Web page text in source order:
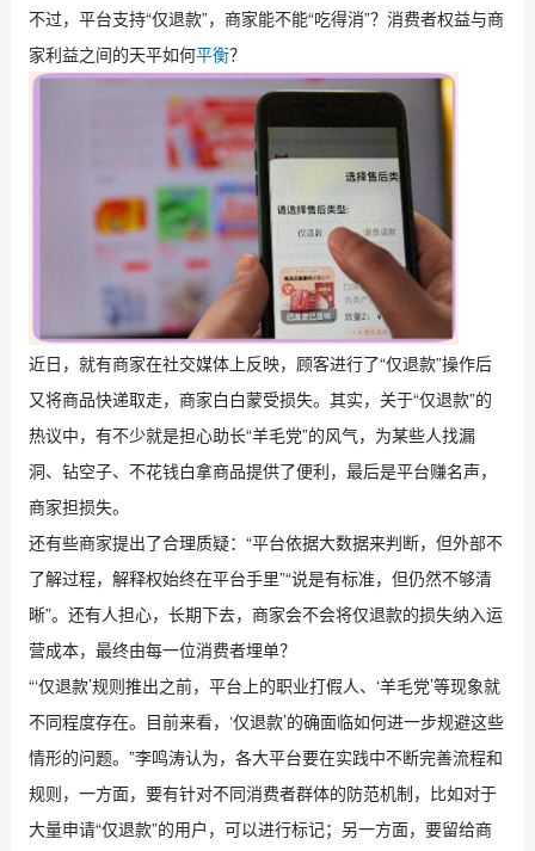
不过，平台支持“仅退款”，商家能不能“吃得消”？消费者权益与商
家利益之间的天平如何平衡？
近日，就有商家在社交媒体上反映，顾客进行了“仅退款”操作后
又将商品快递取走，商家白白蒙受损失。其实，关于“仅退款”的
热议中，有不少就是担心助长“羊毛党”的风气，为某些人找漏
洞、钻空子、不花钱白拿商品提供了便利，最后是平台赚名声，
商家担损失。
还有些商家提出了合理质疑：“平台依据大数据来判断，但外部不
了解过程，解释权始终在平台手里”“说是有标准，但仍然不够清
晰”。还有人担心，长期下去，商家会不会将仅退款的损失纳入运
营成本，最终由每一位消费者埋单？
“‘仅退款’规则推出之前，平台上的职业打假人、‘羊毛党’等现象就
不同程度存在。目前来看，‘仅退款’的确面临如何进一步规避这些
情形的问题。”李鸣涛认为，各大平台要在实践中不断完善流程和
规则，一方面，要有针对不同消费者群体的防范机制，比如对于
大量申请“仅退款”的用户，可以进行标记；另一方面，要留给商